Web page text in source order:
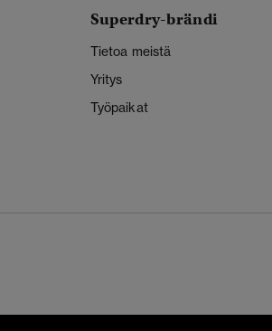
Superdry-brändi
Tietoa meistä
Yritys
Työpaikat